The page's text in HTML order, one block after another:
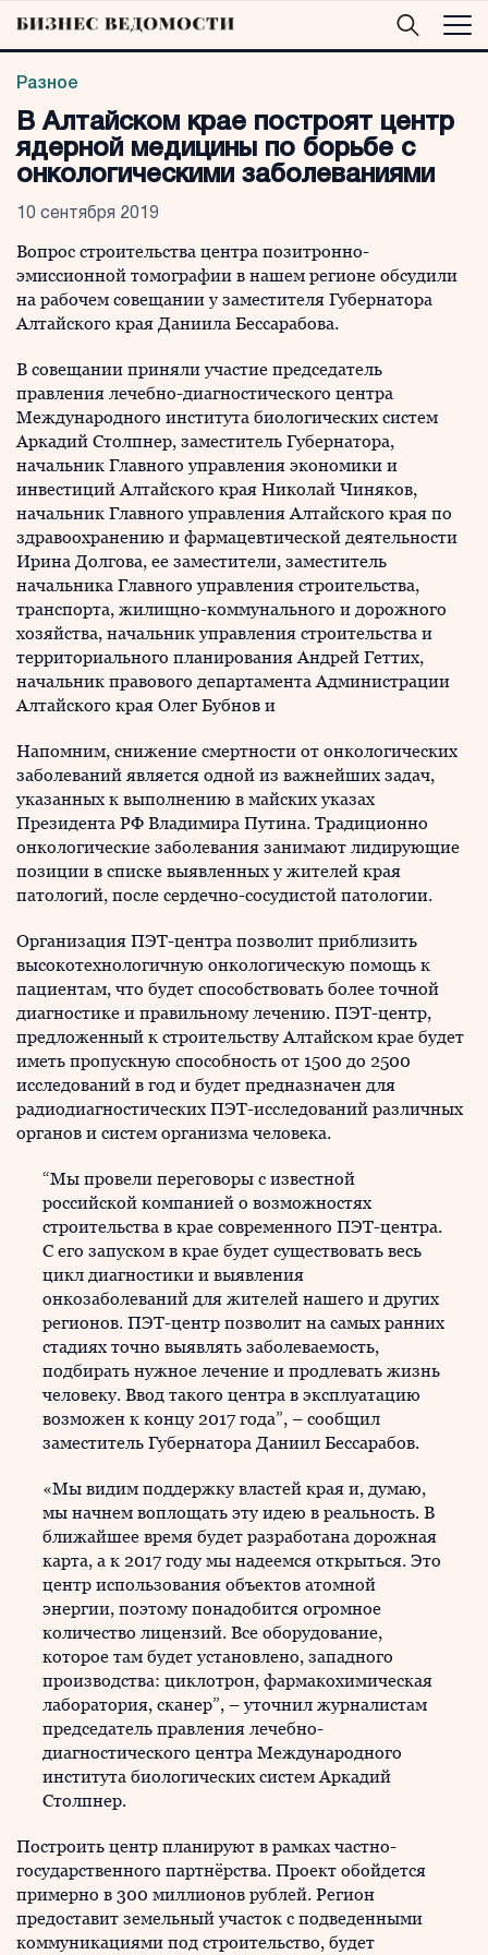
Разное
В Алтайском крае построят центр
ядерной медицины по борьбе с
онкологическими заболеваниями
10 сентября 2019
Вопрос строительства центра позитронно-
эмиссионной томографии в нашем регионе обсудили
на рабочем совещании у заместителя Губернатора
Алтайского края Даниила Бессарабова.
В совещании приняли участие председатель
правления лечебно-диагностического центра
Международного института биологических систем
Аркадий Столпнер, заместитель Губернатора,
начальник Главного управления экономики и
инвестиций Алтайского края Николай Чиняков,
начальник Главного управления Алтайского края по
здравоохранению и фармацевтической деятельности
Ирина Долгова, ее заместители, заместитель
начальника Главного управления строительства,
транспорта, жилищно-коммунального и дорожного
хозяйства, начальник управления строительства и
территориального планирования Андрей Геттих,
начальник правового департамента Администрации
Алтайского края Олег Бубнов и
Напомним, снижение смертности от онкологических
заболеваний является одной из важнейших задач,
указанных к выполнению в майских указах
Президента РФ Владимира Путина. Традиционно
онкологические заболевания занимают лидирующие
позиции в списке выявленных у жителей края
патологий, после сердечно-сосудистой патологии.
Организация ПЭТ-центра позволит приблизить
высокотехнологичную онкологическую помощь к
пациентам, что будет способствовать более точной
диагностике и правильному лечению. ПЭТ-центр,
предложенный к строительству Алтайском крае будет
иметь пропускную способность от 1500 до 2500
исследований в год и будет предназначен для
радиодиагностических ПЭТ-исследований различных
органов и систем организма человека.
“Мы провели переговоры с известной
российской компанией о возможностях
строительства в крае современного ПЭТ-центра.
С его запуском в крае будет существовать весь
цикл диагностики и выявления
онкозаболеваний для жителей нашего и других
регионов. ПЭТ-центр позволит на самых ранних
стадиях точно выявлять заболеваемость,
подбирать нужное лечение и продлевать жизнь
человеку. Ввод такого центра в эксплуатацию
возможен к концу 2017 года”, – сообщил
заместитель Губернатора Даниил Бессарабов.
«Мы видим поддержку властей края и, думаю,
мы начнем воплощать эту идею в реальность. В
ближайшее время будет разработана дорожная
карта, а к 2017 году мы надеемся открыться. Это
центр использования объектов атомной
энергии, поэтому понадобится огромное
количество лицензий. Все оборудование,
которое там будет установлено, западного
производства: циклотрон, фармакохимическая
лаборатория, сканер”, – уточнил журналистам
председатель правления лечебно-
диагностического центра Международного
института биологических систем Аркадий
Столпнер.
Построить центр планируют в рамках частно-
государственного партнёрства. Проект обойдется
примерно в 300 миллионов рублей. Регион
предоставит земельный участок с подведенными
коммуникациями под строительство, будет